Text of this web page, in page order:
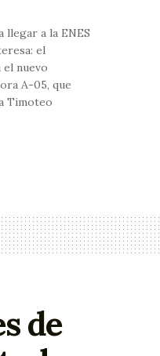
a la ENES
el
nuevo
A-05, que
Timoteo
de